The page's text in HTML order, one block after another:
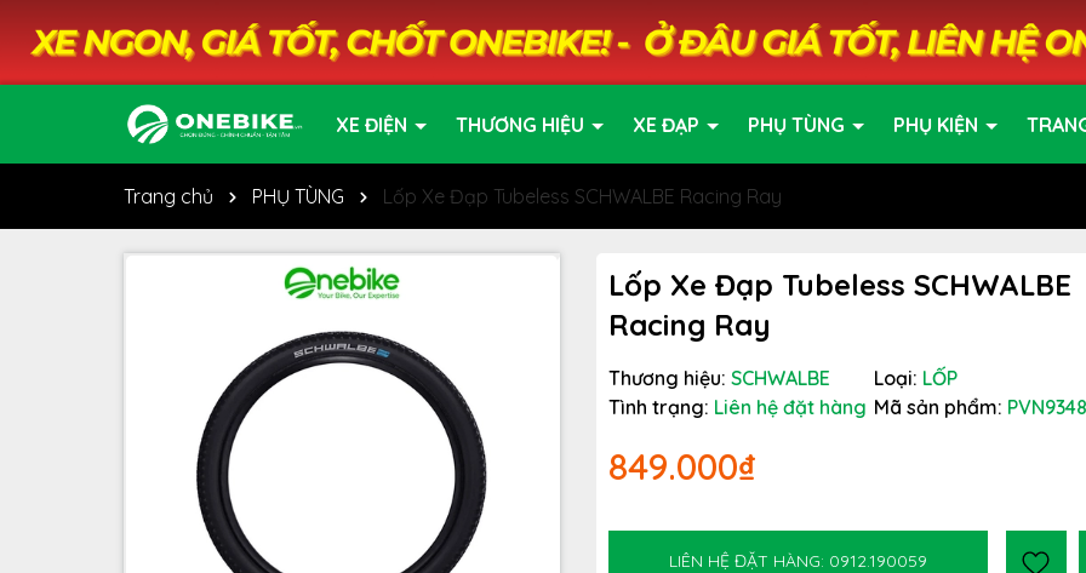
XE ĐIỆN THƯƠNG HIỆU XE ĐẠP PHỤ TÙNG PHỤ KIỆN
Trang chủ PHỤ TÙNG Lốp Xe Đạp Tubeless SCHWALBE Racing Ray
Lốp Xe Đạp Tubeless SCHWALBE
Racing Ray
Thương hiệu: SCHWALBE Loại: LỐP
Tình trạng: Liên hệ đặt hàng Mã sản phẩm: PVN9348
849.000₫
LIÊN HỆ ĐẶT HÀNG: 0912.190059